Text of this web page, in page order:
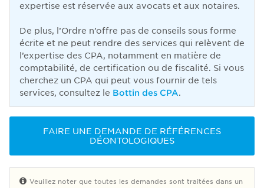
expertise est réservée aux avocats et aux notaires.
De plus, l’Ordre n’offre pas de conseils sous forme
écrite et ne peut rendre des services qui relèvent de
l’expertise des CPA, notamment en matière de
comptabilité, de certification ou de fiscalité. Si vous
cherchez un CPA qui peut vous fournir de tels
services, consultez le Bottin des CPA.
FAIRE UNE DEMANDE DE RÉFÉRENCES
DÉONTOLOGIQUES
Veuillez noter que toutes les demandes sont traitées dans un